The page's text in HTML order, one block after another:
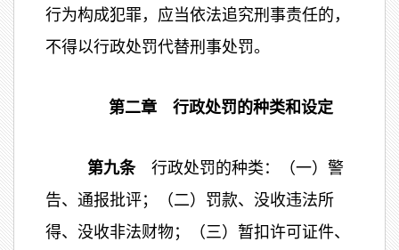
行为构成犯罪，应当依法追究刑事责任的，
不得以行政处罚代替刑事处罚。
第二章 行政处罚的种类和设定
第九条行政处罚的种类：（一）警
告、通报批评；（二）罚款、没收违法所
得、没收非法财物；（三）暂扣许可证件、